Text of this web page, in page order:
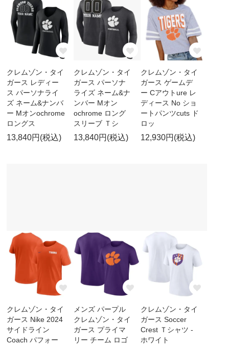
クレムゾン・タイ
ガース レディー
ス パーソナライ
ズ ネーム&ナンバ
ー Mオンochrome
ロングス
13,840円(税込)
クレムゾン・タイ
ガース パーソナ
ライズ ネーム&ナ
ンバー Mオン
ochrome ロング
スリーブ Ｔシ
13,840円(税込)
クレムゾン・タイ
ガース ゲームデ
ー Cアウトure レ
ディース No ショ
ートパンツcuts ド
ロッ
12,930円(税込)
クレムゾン・タイ
ガース Nike 2024
サイドライン
Coach パフォー
メンズ パープル
クレムゾン・タイ
ガース プライマ
リー チーム ロゴ
クレムゾン・タイ
ガース Soccer
Crest Ｔシャツ -
ホワイト